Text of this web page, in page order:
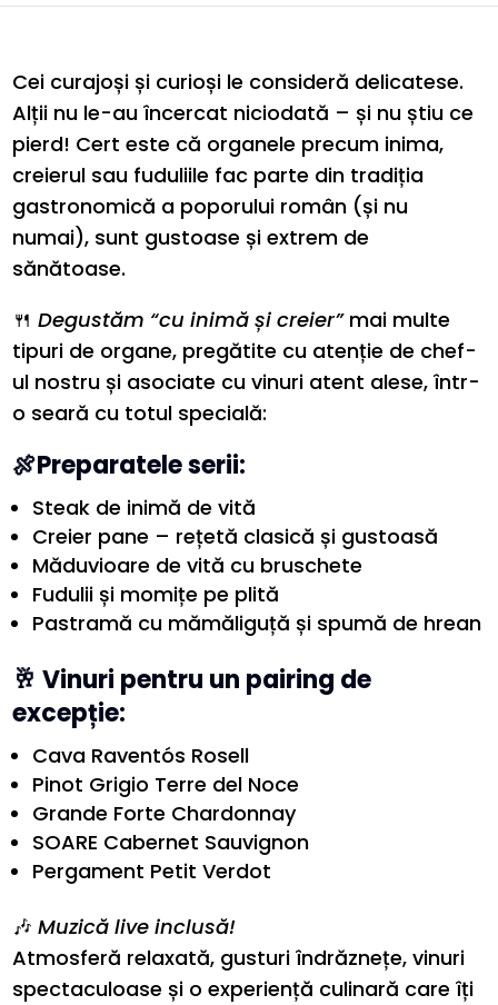
Cei curajoși și curioși le consideră delicatese.
Alții nu le-au încercat niciodată – și nu știu ce
pierd! Cert este că organele precum inima,
creierul sau fuduliile fac parte din tradiția
gastronomică a poporului român (și nu
numai), sunt gustoase și extrem de
sănătoase.
🍴Degustăm “cu inimă și creier”mai multe
tipuri de organe, pregătite cu atenție de chef-
ul nostru și asociate cu vinuri atent alese, într-
o seară cu totul specială:
🍖Preparatele serii:
Steak de inimă de vită
Creier pane – rețetă clasică și gustoasă
Măduvioare de vită cu bruschete
Fudulii și momițe pe plită
Pastramă cu mămăliguță și spumă de hrean
🥂Vinuri pentru un pairing de
excepție:
Cava Raventós Rosell
Pinot Grigio Terre del Noce
Grande Forte Chardonnay
SOARE Cabernet Sauvignon
Pergament Petit Verdot
🎶Muzică live inclusă!
Atmosferă relaxată, gusturi îndrăznețe, vinuri
spectaculoase și o experiență culinară care îți